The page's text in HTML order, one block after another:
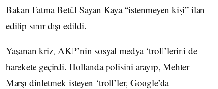
Bakan Fatma Betül Sayan Kaya “istenmeyen kişi” ilan
edilip sınır dışı edildi.
Yaşanan kriz, AKP’nin sosyal medya ‘troll’lerini de
harekete geçirdi. Hollanda polisini arayıp, Mehter
Marşı dinletmek isteyen ‘troll’ler, Google’da